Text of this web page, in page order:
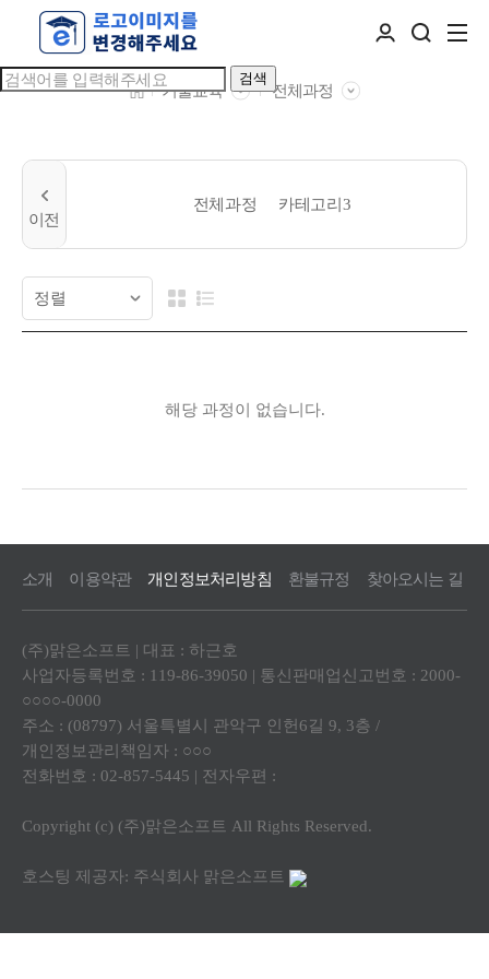
검색
기술교육 전체과정
전체과정 카테고리3
해당 과정이 없습니다.
소개 이용약관 개인정보처리방침 환불규정 찾아오시는 길
(주)맑은소프트 | 대표 : 하근호
사업자등록번호 : 119-86-39050 | 통신판매업신고번호 : 2000-
○○○○-0000
주소 : (08797) 서울특별시 관악구 인헌6길 9, 3층 /
개인정보관리책임자 : ○○○
전화번호 : 02-857-5445 | 전자우편 :
Copyright (c) (주)맑은소프트 All Rights Reserved.
호스팅 제공자: 주식회사 맑은소프트